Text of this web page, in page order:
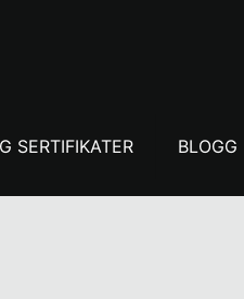
SERTIFIKATER BLOGG